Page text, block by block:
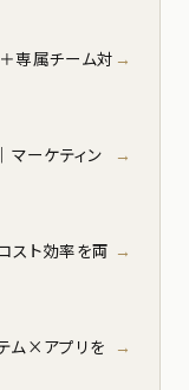
専属チーム対
マーケティン
スト効率を両
ム×アプリを